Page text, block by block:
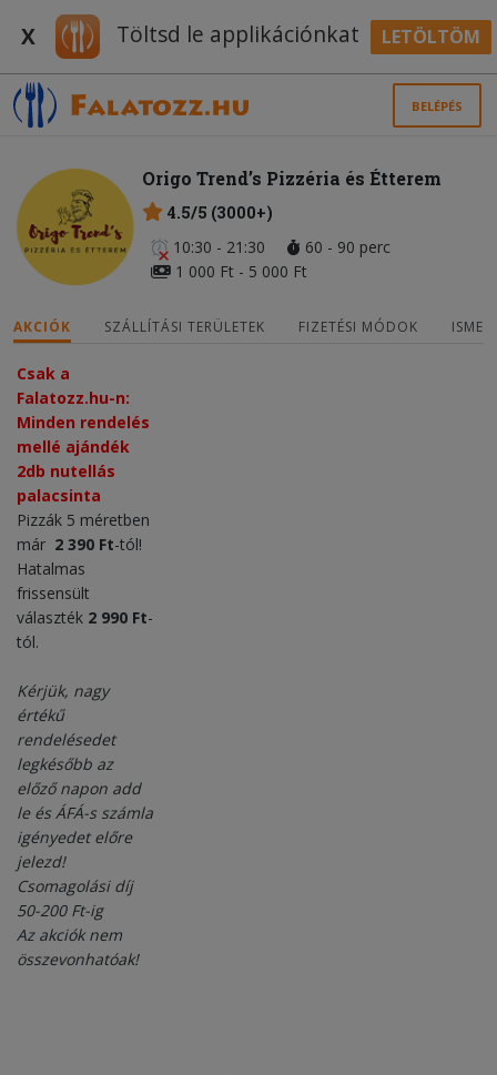
X Töltsd le applikációnkat LETÖLTÖM
BELÉPÉS
Origo Trend’s Pizzéria és Étterem
4.5/5 (3000+)
10:30 - 21:30
60 - 90 perc
1 000 Ft - 5 000 Ft
AKCIÓK SZÁLLÍTÁSI TERÜLETEK FIZETÉSI MÓDOK
Csak a
Falatozz.hu-n:
Minden rendelés
mellé ajándék
2db nutellás
palacsinta
Pizzák 5 méretben
már 2 390 Ft-tól!
Hatalmas
frissensült
választék 2 990 Ft-
tól.
Kérjük, nagy
értékű
rendelésedet
legkésőbb az
előző napon add
le és ÁFÁ-s számla
igényedet előre
jelezd!
Csomagolási díj
50-200 Ft-ig
Az akciók nem
összevonhatóak!